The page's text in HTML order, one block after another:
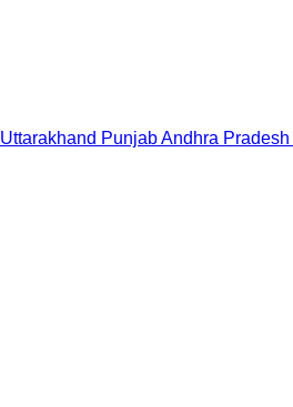
Uttarakhand PunjabAndhra Pradesh